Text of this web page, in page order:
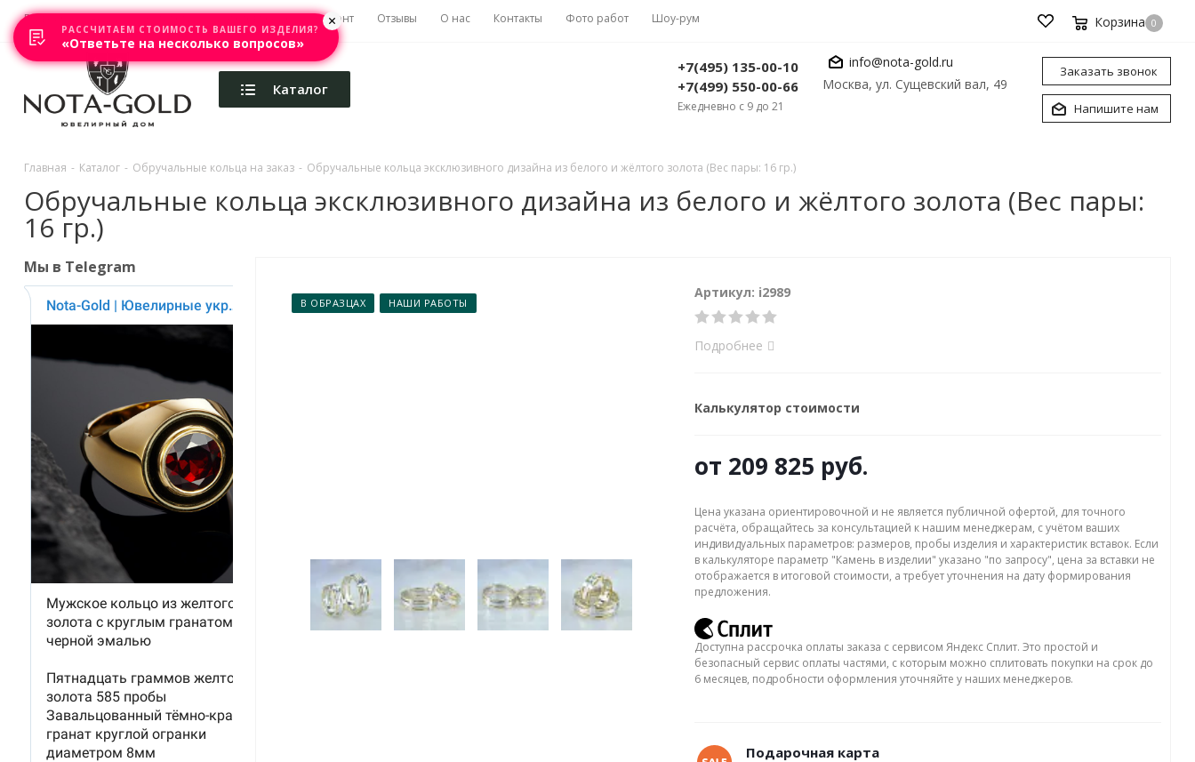
Главная Акции Каталоги Изготовление Ремонт Отзывы О нас Контакты Фото работ Шоу-рум Корзина 0
Каталог
+7(495) 135-00-10
+7(499) 550-00-66
Ежедневно с 9 до 21
info@nota-gold.ru
Москва, ул. Сущевский вал, 49
Заказать звонок
Напишите нам
Главная - Каталог - Обручальные кольца на заказ - Обручальные кольца эксклюзивного дизайна из белого и жёлтого золота (Вес пары: 16 гр.)
Обручальные кольца эксклюзивного дизайна из белого и жёлтого золота (Вес пары:
16 гр.)
В ОБРАЗЦАХ НАШИ РАБОТЫ
Артикул: i2989
Подробнее
Калькулятор стоимости
от 209 825 руб.
Цена указана ориентировочной и не является публичной офертой, для точного
расчёта, обращайтесь за консультацией к нашим менеджерам, с учётом ваших
индивидуальных параметров: размеров, пробы изделия и характеристик вставок. Если
в калькуляторе параметр "Камень в изделии" указано "по запросу", цена за вставки не
отображается в итоговой стоимости, а требует уточнения на дату формирования
предложения.
Доступна рассрочка оплаты заказа с сервисом Яндекс Сплит. Это простой и
безопасный сервис оплаты частями, с которым можно сплитовать покупки на срок до
6 месяцев, подробности оформления уточняйте у наших менеджеров.
Подарочная карта
Мы в Telegram
РАССЧИТАЕМ СТОИМОСТЬ ВАШЕГО ИЗДЕЛИЯ?
«Ответьте на несколько вопросов»